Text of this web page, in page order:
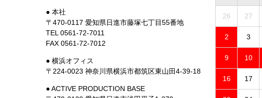
● 本社
〒470-0117 愛知県日進市藤塚七丁目55番地
TEL 0561-72-7011
FAX 0561-72-7012
● 横浜オフィス
〒224-0023 神奈川県横浜市都筑区東山田4-39-18
● ACTIVE PRODUCTION BASE
26 27
2 3
9 10
16 17